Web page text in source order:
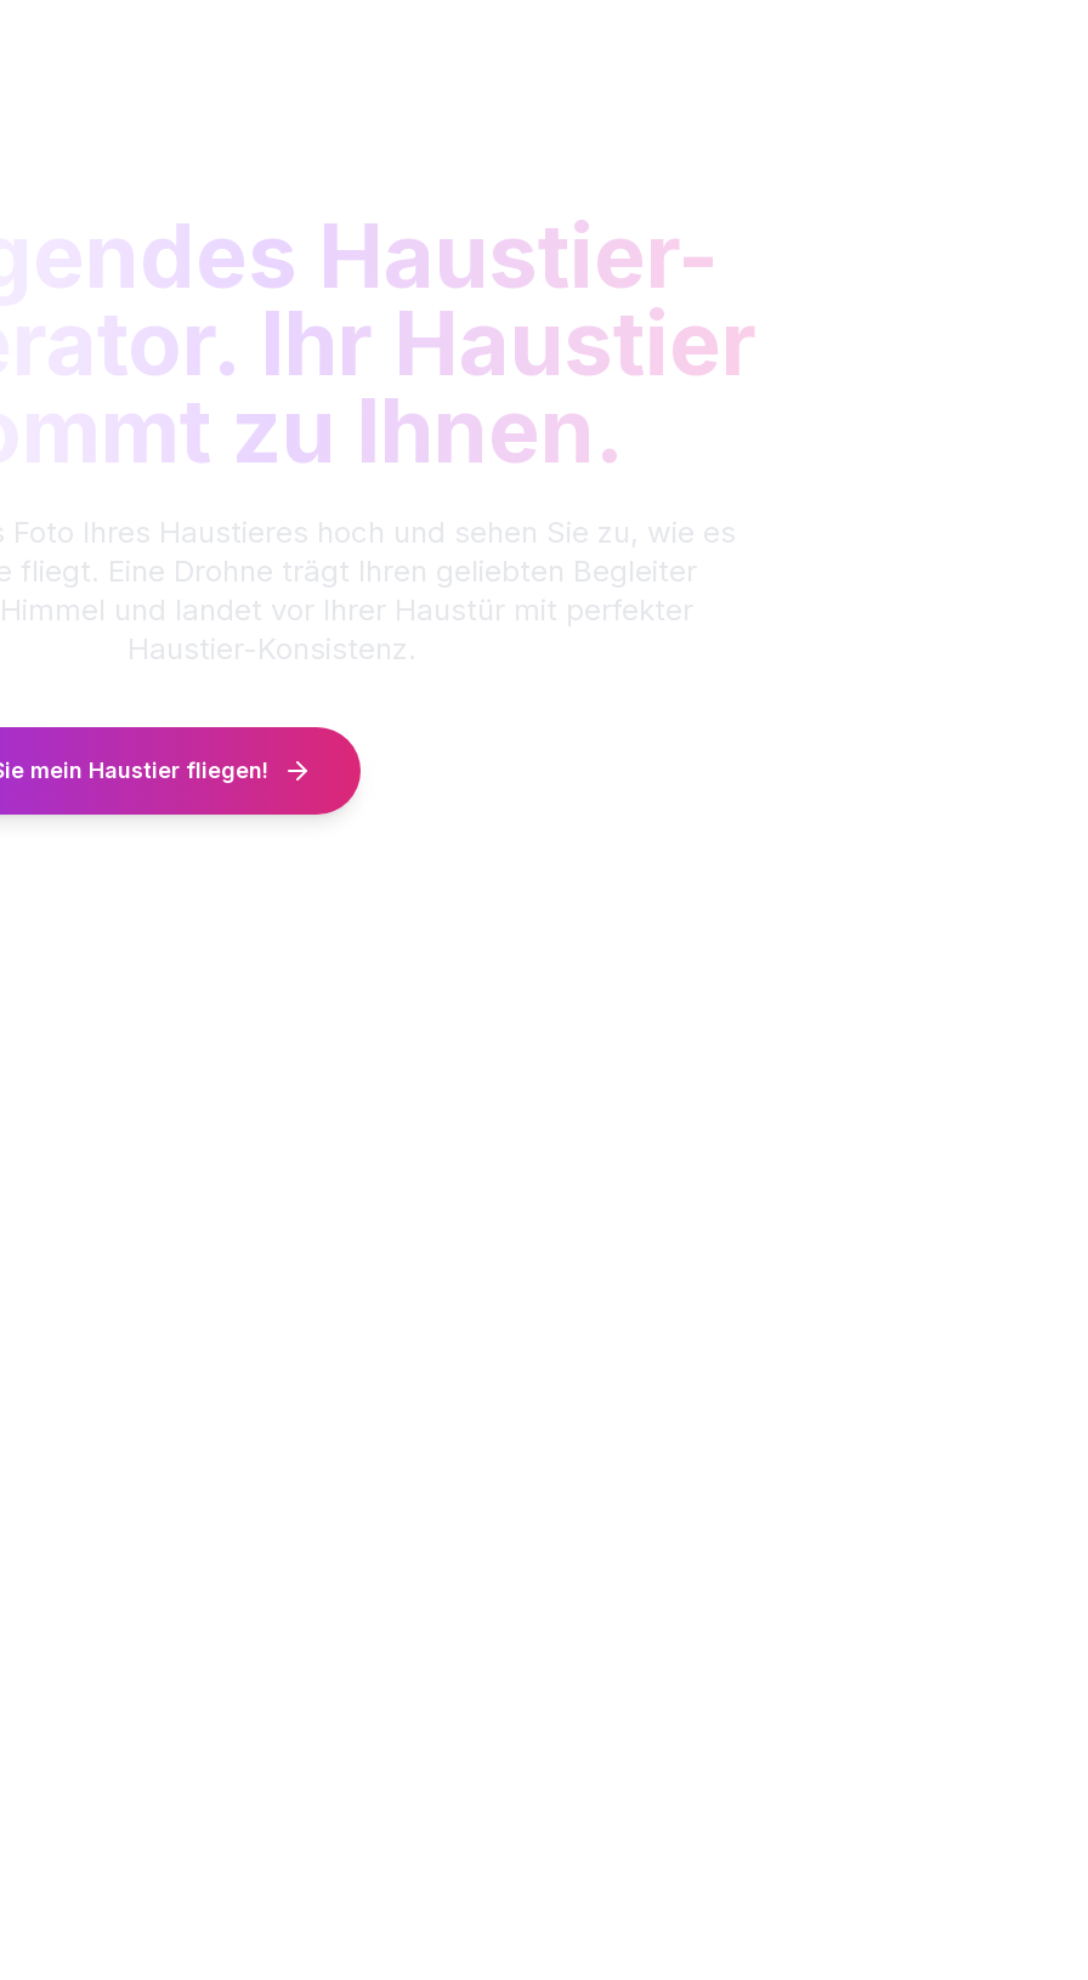
Haustier-
Ihr Haustier
zu Ihnen.
Foto Ihres Haustieres hoch und sehen Sie zu, wie es
fliegt. Eine Drohne trägt Ihren geliebten Begleiter
und landet vor Ihrer Haustür mit perfekter
Haustier-Konsistenz.
mein Haustier fliegen!